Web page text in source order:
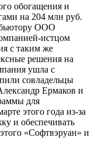
обогащения и
на 204 млн руб.
ООО
истцом
с таким же
решения на
ушла с
совладельцы
Ермаков и
для
этого года из-за
и обеспечивать
«Софтвэруан» и